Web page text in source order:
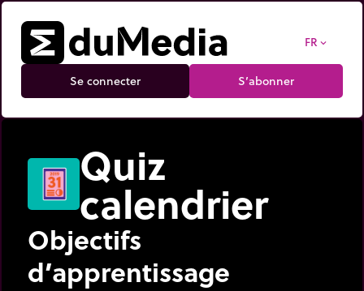
FR expand_more
Se connecter S’abonner
Quiz
calendrier
Objectifs
d’apprentissage